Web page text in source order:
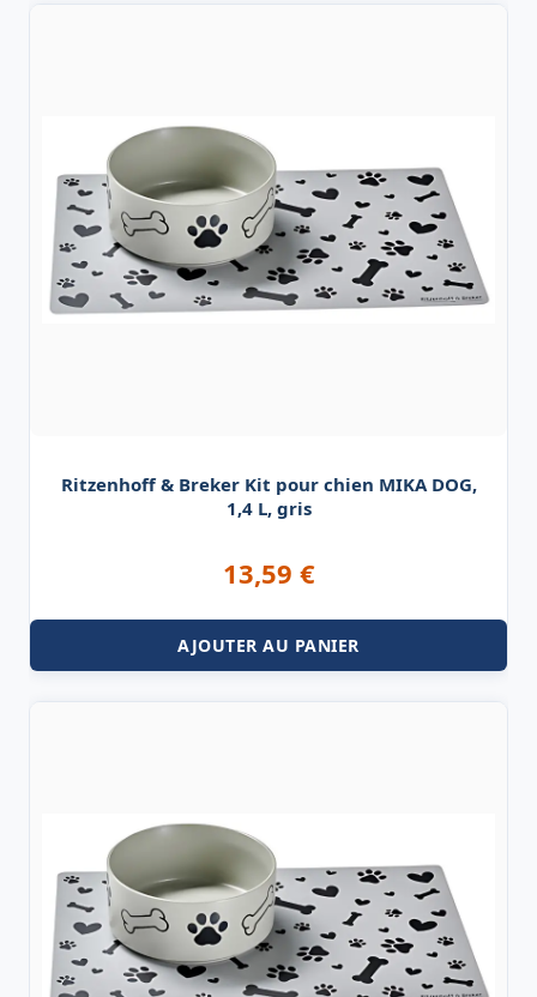
Ritzenhoff & Breker Kit pour chien MIKA DOG,
1,4 L, gris
13,59 €
AJOUTER AU PANIER